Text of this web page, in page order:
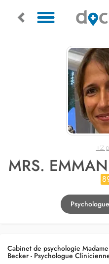
+2
MRS.
Cabinet de psychologie
Becker - Psychologue